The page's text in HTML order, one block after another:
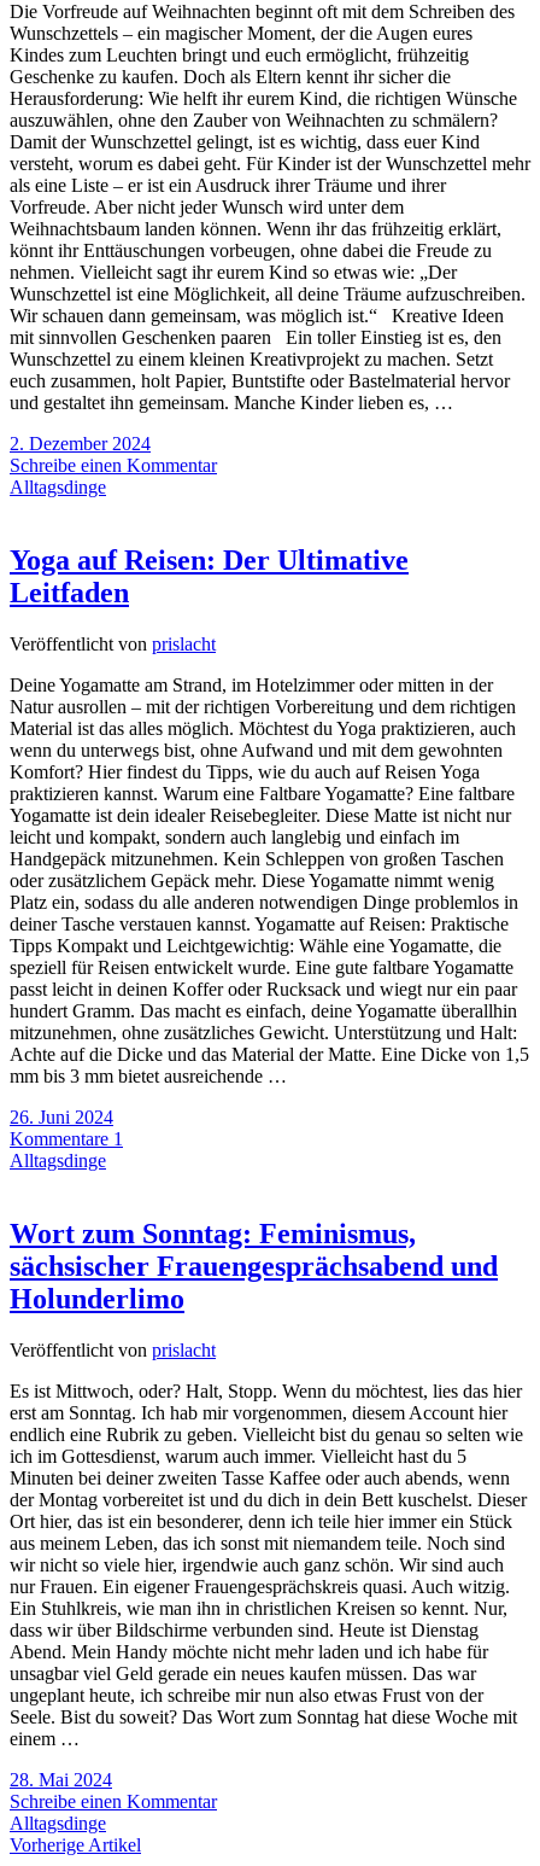
Die Vorfreude auf Weihnachten beginnt oft mit dem Schreiben des
Wunschzettels – ein magischer Moment, der die Augen eures
Kindes zum Leuchten bringt und euch ermöglicht, frühzeitig
Geschenke zu kaufen. Doch als Eltern kennt ihr sicher die
Herausforderung: Wie helft ihr eurem Kind, die richtigen Wünsche
auszuwählen, ohne den Zauber von Weihnachten zu schmälern?
Damit der Wunschzettel gelingt, ist es wichtig, dass euer Kind
versteht, worum es dabei geht. Für Kinder ist der Wunschzettel mehr
als eine Liste – er ist ein Ausdruck ihrer Träume und ihrer
Vorfreude. Aber nicht jeder Wunsch wird unter dem
Weihnachtsbaum landen können. Wenn ihr das frühzeitig erklärt,
könnt ihr Enttäuschungen vorbeugen, ohne dabei die Freude zu
nehmen. Vielleicht sagt ihr eurem Kind so etwas wie: „Der
Wunschzettel ist eine Möglichkeit, all deine Träume aufzuschreiben.
Wir schauen dann gemeinsam, was möglich ist.“ Kreative Ideen
mit sinnvollen Geschenken paaren Ein toller Einstieg ist es, den
Wunschzettel zu einem kleinen Kreativprojekt zu machen. Setzt
euch zusammen, holt Papier, Buntstifte oder Bastelmaterial hervor
und gestaltet ihn gemeinsam. Manche Kinder lieben es, …
2. Dezember 2024
Schreibe einen Kommentar
Alltagsdinge
Yoga auf Reisen: Der Ultimative
Leitfaden
Veröffentlicht von prislacht
Deine Yogamatte am Strand, im Hotelzimmer oder mitten in der
Natur ausrollen – mit der richtigen Vorbereitung und dem richtigen
Material ist das alles möglich. Möchtest du Yoga praktizieren, auch
wenn du unterwegs bist, ohne Aufwand und mit dem gewohnten
Komfort? Hier findest du Tipps, wie du auch auf Reisen Yoga
praktizieren kannst. Warum eine Faltbare Yogamatte? Eine faltbare
Yogamatte ist dein idealer Reisebegleiter. Diese Matte ist nicht nur
leicht und kompakt, sondern auch langlebig und einfach im
Handgepäck mitzunehmen. Kein Schleppen von großen Taschen
oder zusätzlichem Gepäck mehr. Diese Yogamatte nimmt wenig
Platz ein, sodass du alle anderen notwendigen Dinge problemlos in
deiner Tasche verstauen kannst. Yogamatte auf Reisen: Praktische
Tipps Kompakt und Leichtgewichtig: Wähle eine Yogamatte, die
speziell für Reisen entwickelt wurde. Eine gute faltbare Yogamatte
passt leicht in deinen Koffer oder Rucksack und wiegt nur ein paar
hundert Gramm. Das macht es einfach, deine Yogamatte überallhin
mitzunehmen, ohne zusätzliches Gewicht. Unterstützung und Halt:
Achte auf die Dicke und das Material der Matte. Eine Dicke von 1,5
mm bis 3 mm bietet ausreichende …
26. Juni 2024
Kommentare 1
Alltagsdinge
Wort zum Sonntag: Feminismus,
sächsischer Frauengesprächsabend und
Holunderlimo
Veröffentlicht von prislacht
Es ist Mittwoch, oder? Halt, Stopp. Wenn du möchtest, lies das hier
erst am Sonntag. Ich hab mir vorgenommen, diesem Account hier
endlich eine Rubrik zu geben. Vielleicht bist du genau so selten wie
ich im Gottesdienst, warum auch immer. Vielleicht hast du 5
Minuten bei deiner zweiten Tasse Kaffee oder auch abends, wenn
der Montag vorbereitet ist und du dich in dein Bett kuschelst. Dieser
Ort hier, das ist ein besonderer, denn ich teile hier immer ein Stück
aus meinem Leben, das ich sonst mit niemandem teile. Noch sind
wir nicht so viele hier, irgendwie auch ganz schön. Wir sind auch
nur Frauen. Ein eigener Frauengesprächskreis quasi. Auch witzig.
Ein Stuhlkreis, wie man ihn in christlichen Kreisen so kennt. Nur,
dass wir über Bildschirme verbunden sind. Heute ist Dienstag
Abend. Mein Handy möchte nicht mehr laden und ich habe für
unsagbar viel Geld gerade ein neues kaufen müssen. Das war
ungeplant heute, ich schreibe mir nun also etwas Frust von der
Seele. Bist du soweit? Das Wort zum Sonntag hat diese Woche mit
einem …
28. Mai 2024
Schreibe einen Kommentar
Alltagsdinge
Vorherige Artikel